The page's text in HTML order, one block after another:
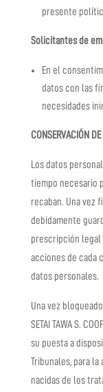
presente
Solicitantes de
En el
datos con las
necesidades
CONSERVACIÓN
Los datos
tiempo necesario
recaban. Una vez
debidamente
prescripción legal
acciones de cada
datos personales.
Una vez
SETAI TAWA S.
su puesta a
Tribunales, para
nacidas de los